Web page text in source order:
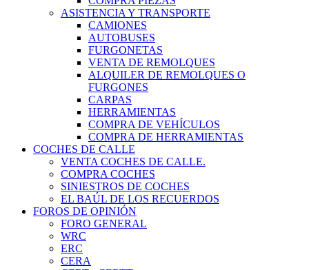
ASISTENCIA Y TRANSPORTE
CAMIONES
AUTOBUSES
FURGONETAS
VENTA DE REMOLQUES
ALQUILER DE REMOLQUES O
FURGONES
CARPAS
HERRAMIENTAS
COMPRA DE VEHÍCULOS
COMPRA DE HERRAMIENTAS
COCHES DE CALLE
VENTA COCHES DE CALLE.
COMPRA COCHES
SINIESTROS DE COCHES
EL BAÚL DE LOS RECUERDOS
FOROS DE OPINIÓN
FORO GENERAL
WRC
ERC
CERA